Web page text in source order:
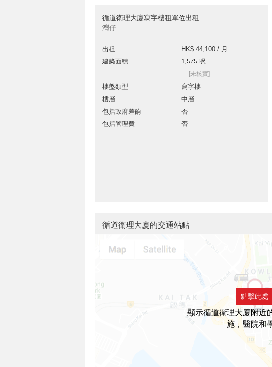
循道衛理大廈寫字樓租單位出租
灣仔
出租
HK$ 44,100 / 月
建築面積
1,575 呎
[未核實]
樓盤類型
寫字樓
樓層
中層
包括政府差餉
否
包括管理費
否
循道衛理大廈的交通站點
點擊此處
顯示循道衛理大廈附近
施，醫院和